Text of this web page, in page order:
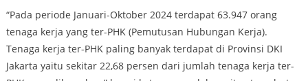
“Pada periode Januari-Oktober 2024 terdapat 63.947 orang
tenaga kerja yang ter-PHK (Pemutusan Hubungan Kerja).
Tenaga kerja ter-PHK paling banyak terdapat di Provinsi DKI
Jakarta yaitu sekitar 22,68 persen dari jumlah tenaga kerja ter-